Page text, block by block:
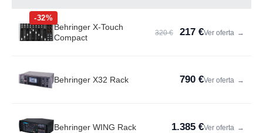
-32%
Behringer X-Touch
Compact
320 € 217 €Ver oferta →
Behringer X32 Rack 790 €Ver oferta →
Behringer WING Rack 1.385 €Ver oferta →